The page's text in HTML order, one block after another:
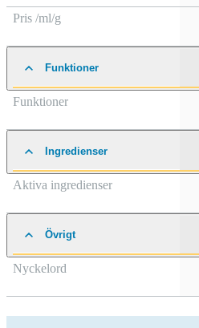
Pris /ml/g
Funktioner
Funktioner
Ingredienser
Aktiva ingredienser
Övrigt
Nyckelord